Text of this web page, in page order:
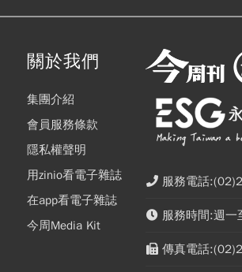
關於我們
集團介紹
會員服務條款
隱私權聲明
用zinio看電子雜誌
在app看電子雜誌
今周Media Kit
服務電話
服務時間:週
傳真電話